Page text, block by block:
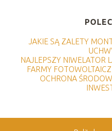
JAKIE SĄ ZALETY
NAJLEPSZY NIWELATOR
FARMY
OCHRONA